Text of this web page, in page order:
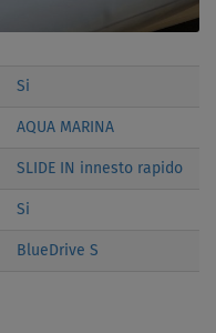
Si
AQUA MARINA
SLIDE IN innesto rapido
Si
BlueDrive S